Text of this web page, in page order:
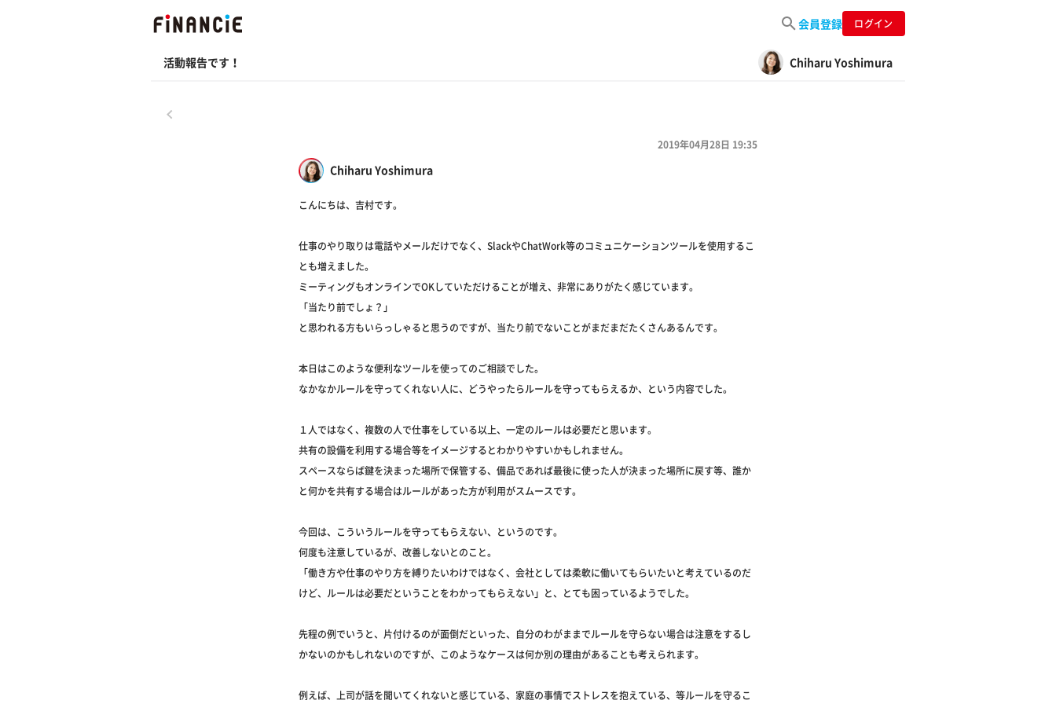
会員登録 ログイン
活動報告です！ Chiharu Yoshimura
Chiharu Yoshimura
2019年04月28日 19:35
こんにちは、吉村です。
仕事のやり取りは電話やメールだけでなく、SlackやChatWork等のコミュニケーションツールを使用するこ
とも増えました。
ミーティングもオンラインでOKしていただけることが増え、非常にありがたく感じています。
「当たり前でしょ？」
と思われる方もいらっしゃると思うのですが、当たり前でないことがまだまだたくさんあるんです。
本日はこのような便利なツールを使ってのご相談でした。
なかなかルールを守ってくれない人に、どうやったらルールを守ってもらえるか、という内容でした。
１人ではなく、複数の人で仕事をしている以上、一定のルールは必要だと思います。
共有の設備を利用する場合等をイメージするとわかりやすいかもしれません。
スペースならば鍵を決まった場所で保管する、備品であれば最後に使った人が決まった場所に戻す等、誰か
と何かを共有する場合はルールがあった方が利用がスムースです。
今回は、こういうルールを守ってもらえない、というのです。
何度も注意しているが、改善しないとのこと。
「働き方や仕事のやり方を縛りたいわけではなく、会社としては柔軟に働いてもらいたいと考えているのだ
けど、ルールは必要だということをわかってもらえない」と、とても困っているようでした。
先程の例でいうと、片付けるのが面倒だといった、自分のわがままでルールを守らない場合は注意をするし
かないのかもしれないのですが、このようなケースは何か別の理由があることも考えられます。
例えば、上司が話を聞いてくれないと感じている、家庭の事情でストレスを抱えている、等ルールを守るこ